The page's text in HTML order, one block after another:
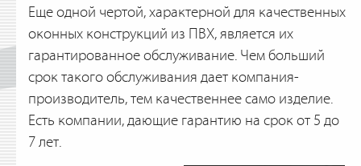
Еще одной чертой, характерной для качественных
оконных конструкций из ПВХ, является их
гарантированное обслуживание. Чем больший
срок такого обслуживания дает компания-
производитель, тем качественнее само изделие.
Есть компании, дающие гарантию на срок от 5 до
7 лет.